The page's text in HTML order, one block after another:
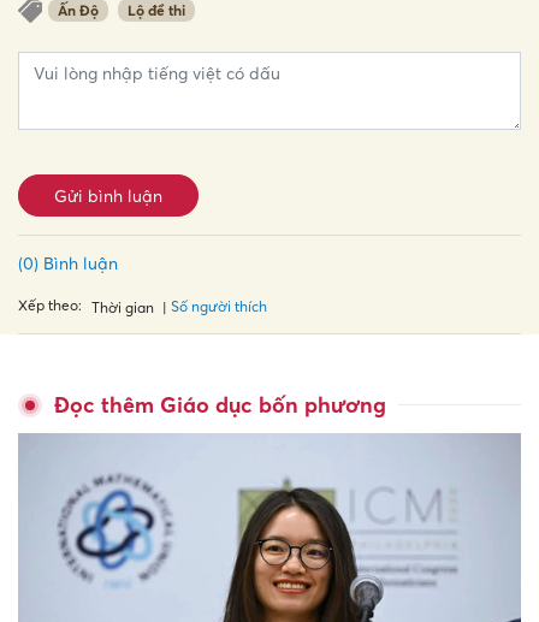
Ấn Độ Lộ đề thi
Gửi bình luận
(0) Bình luận
Xếp theo: Thời gian Số người thích
Đọc thêm Giáo dục bốn phương